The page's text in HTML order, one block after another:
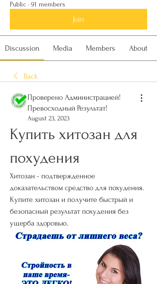
Public · 91 members
Join
Discussion Media Members About
Back
Проверено Администрацией!
Превосходный Результат!
August 23, 2023
Купить хитозан для
похудения
Хитозан - подтвержденное
доказательством средство для похудения.
Купите хитозан и получите быстрый и
безопасный результат похудения без
ущерба здоровью.